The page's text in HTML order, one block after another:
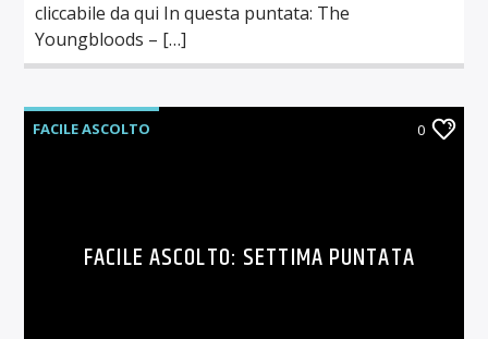
cliccabile da qui In questa puntata: The
Youngbloods – […]
FACILE ASCOLTO 0
FACILE ASCOLTO: SETTIMA PUNTATA